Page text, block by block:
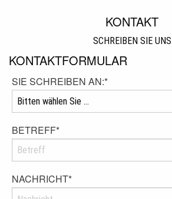
KONTAKT
SCHREIBEN SIE UNS
KONTAKTFORMULAR
SIE SCHREIBEN AN:*
BETREFF*
NACHRICHT*